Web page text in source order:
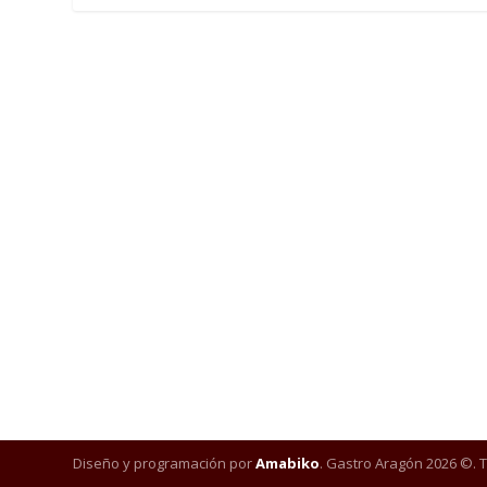
Diseño y programación porAmabiko. Gastro Aragón 2026 ©.